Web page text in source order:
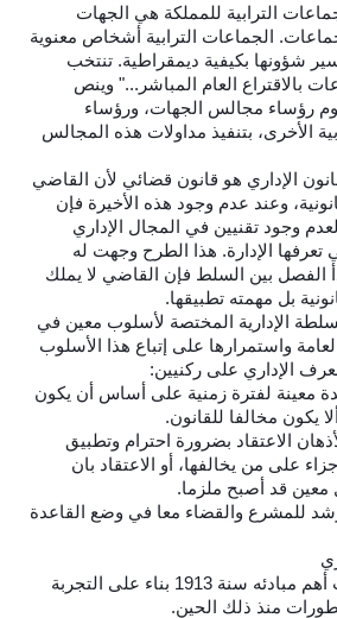
أن "الجماعات الترابية للمملكة هي الجهات
الجماعات الترابية أشخاص معنوية
شؤونها بكيفية ديمقراطية. تنتخب
بالاقتراع العام المباشر..." وينص
أنه "يقوم رؤساء مجالس الجهات، ورؤساء
الأخرى، بتنفيذ مداولات هذه المجالس
الإداري هو قانون قضائي لأن القاضي
وعند عدم وجود هذه الأخيرة فإن
وجود تقنيين في المجال الإداري
تعرفها الإدارة. هذا الطرح وجهت له
الفصل بين السلط فإن القاضي لا يملك
بل مهمته تطبيقها.
الإدارية المختصة لأسلوب معين في
واستمرارها على إتباع هذا الأسلوب
الإداري على ركنيين:
معينة لفترة زمنية على أساس أن يكون
يكون مخالفا للقانون.
الاعتقاد بضرورة احترام وتطبيق
على من يخالفها، أو الاعتقاد بان
قد أصبح ملزما.
للمشرع والقضاء معا في وضع القاعدة
1- حديث النشأة: وضعت أهم مبادئه سنة 1913 بناء على التجربة
منذ ذلك الحين.